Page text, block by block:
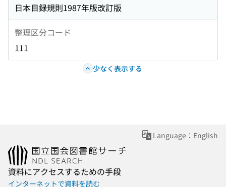
日本目録規則1987年版改訂版
整理区分コード
111
少なく表示する
Language：English
資料にアクセスするための手段
インターネットで資料を読む